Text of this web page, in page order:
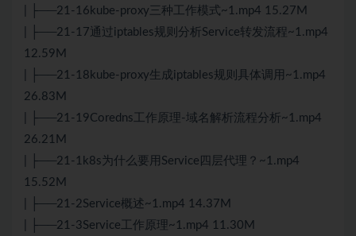
| ├──21-16kube-proxy三种工作模式~1.mp4 15.27M
| ├──21-17通过iptables规则分析Service转发流程~1.mp4
12.59M
| ├──21-18kube-proxy生成iptables规则具体调用~1.mp4
26.83M
| ├──21-19Coredns工作原理-域名解析流程分析~1.mp4
26.21M
| ├──21-1k8s为什么要用Service四层代理？~1.mp4
15.52M
| ├──21-2Service概述~1.mp4 14.37M
| ├──21-3Service工作原理~1.mp4 11.30M